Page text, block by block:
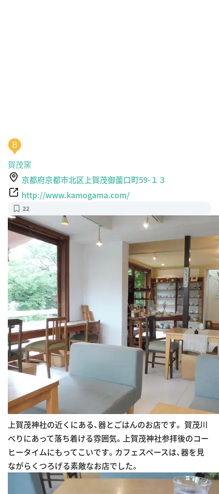
B
賀茂窯
京都府京都市北区上賀茂御薗口町59-１３
http://www.kamogama.com/
22
上賀茂神社の近くにある、器とごはんのお店です。 賀茂川
べりにあって落ち着ける雰囲気。上賀茂神社参拝後のコー
ヒータイムにもってこいです。カフェスペースは、器を見
ながらくつろげる素敵なお店でした。